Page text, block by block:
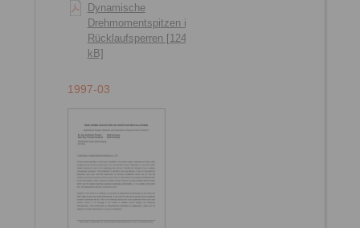
Dynamische
Drehmomentspitzen in
Rücklaufsperren [124
kB]
1997-03